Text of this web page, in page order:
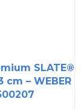
SLATE®
cm – WEBER